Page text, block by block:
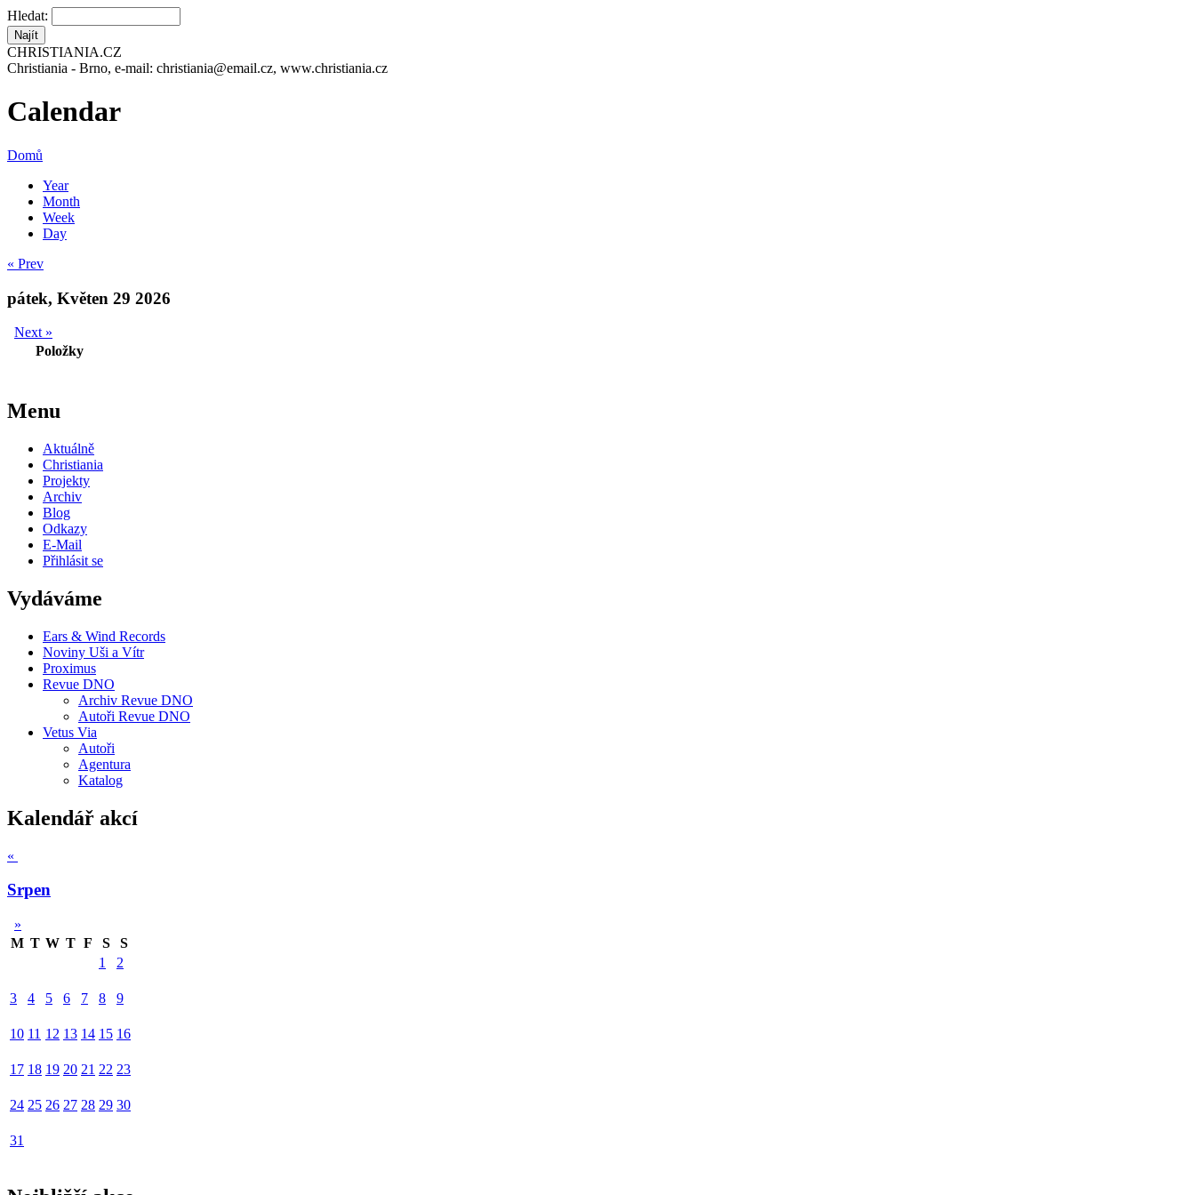
Hledat:
CHRISTIANIA.CZ
Christiania - Brno, e-mail: christiania@email.cz, www.christiania.cz
Calendar
Domů
Year
Month
Week
Day
« Prev
pátek, Květen 29 2026
Next »
Položky
Menu
Aktuálně
Christiania
Projekty
Archiv
Blog
Odkazy
E-Mail
Přihlásit se
Vydáváme
Ears & Wind Records
Noviny Uši a Vítr
Proximus
Revue DNO
Archiv Revue DNO
Autoři Revue DNO
Vetus Via
Autoři
Agentura
Katalog
Kalendář akcí
«
Srpen
»
M T W T F S
S
1
2
3 4 5 6 7 8 9
10 11 12 13 14 15 16
17 18 19 20 21 22 23
24 25 26 27 28 29 30
31